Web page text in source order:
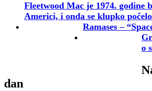
Fleetwood Mac je 1974. godine
Americi, i onda se klupko
Ramases –
o
dan